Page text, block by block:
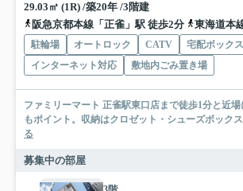
29.03㎡ (1R) /築20年 /3階建
阪急京都本線「正雀」駅 徒歩2分
東海道本線
駐輪場 オートロック CATV
宅配ボックス
インターネット対応
敷地内ごみ置き場
ファミリーマート 正雀駅東口店まで徒歩1分と近
もポイント。収納はクロゼット・シューズボック
る
募集中の部屋